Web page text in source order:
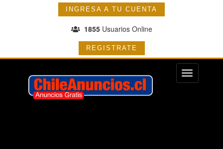
INGRESA A TU CUENTA
1855Usuarios Online
REGISTRATE
Menu